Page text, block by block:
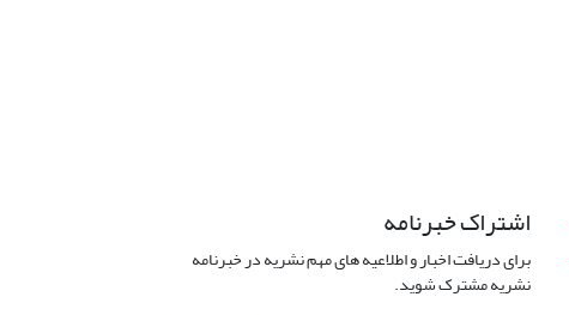
اشتراک خبرنامه
برای دریافت اخبار و اطلاعیه های مهم نشریه در خبرنامه
نشریه مشترک شوید.